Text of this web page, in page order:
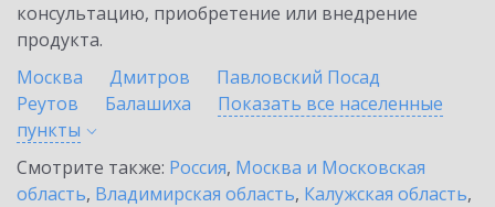
консультацию, приобретение или внедрение
продукта.
Москва
Дмитров
Павловский Посад
Реутов
Балашиха
Показать все населенные
пункты
Смотрите также: Россия, Москва и Московская
область, Владимирская область, Калужская область,